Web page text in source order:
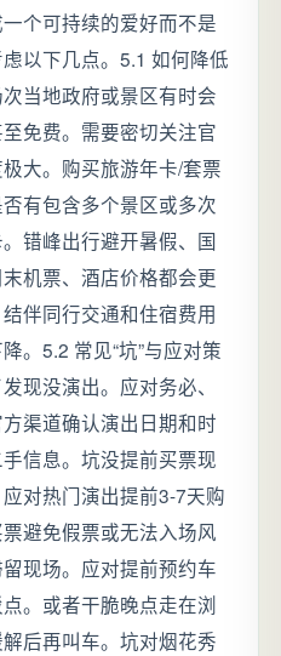
个可持续的爱好而不是
以下几点。5.1 如何降低
当地政府或景区有时会
免费。需要密切关注官
大。购买旅游年卡/套票
有包含多个景区或多次
错峰出行避开暑假、国
机票、酒店价格都会更
伴同行交通和住宿费用
。5.2 常见“坑”与应对策
现没演出。应对务必、
渠道确认演出日期和时
信息。坑没提前买票现
对热门演出提前3-7天购
避免假票或无法入场风
现场。应对提前预约车
。或者干脆晚点走在浏
后再叫车。坑对烟花秀